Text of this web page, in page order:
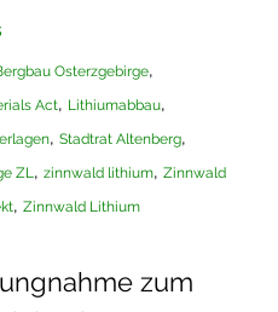
Osterzgebirge,
Act, Lithiumabbau,
, Stadtrat Altenberg,
ZL, zinnwald lithium, Zinnwald
, Zinnwald Lithium
zum